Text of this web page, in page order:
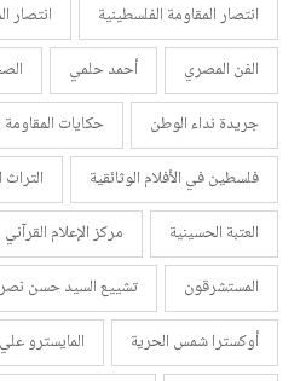
انتصار المقاومة الفلسطينية
انتصار
الفن المصري
أحمد حلمي
جريدة نداء الوطن
حكايات المقاومة
فلسطين في الأفلام الوثائقية
التراث
العتبة الحسينية
مركز الإعلام القرآني
المستشرقون
تشييع السيد حسن
أوكسترا شمس الحرية
المايسترو